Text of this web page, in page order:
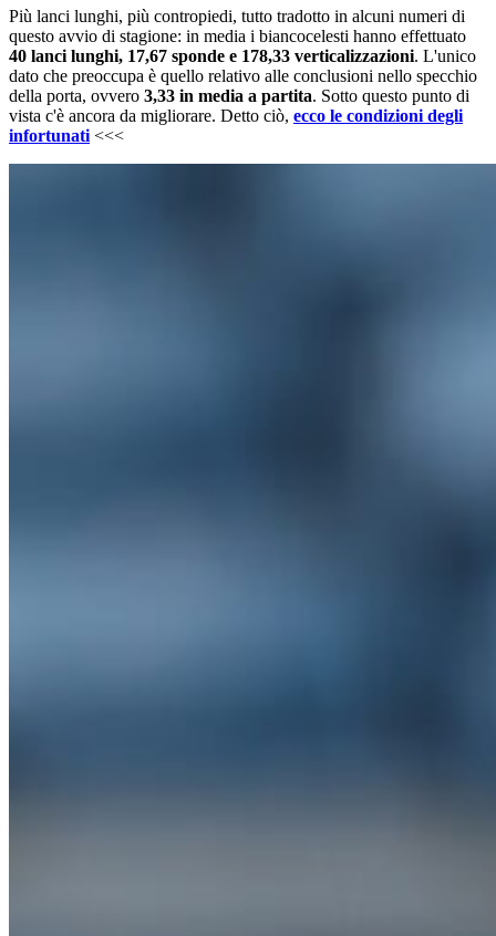
Più lanci lunghi, più contropiedi, tutto tradotto in alcuni numeri di
questo avvio di stagione: in media i biancocelesti hanno effettuato
40 lanci lunghi, 17,67 sponde e 178,33 verticalizzazioni. L'unico
dato che preoccupa è quello relativo alle conclusioni nello specchio
della porta, ovvero 3,33 in media a partita. Sotto questo punto di
vista c'è ancora da migliorare. Detto ciò, ecco le condizioni degli
infortunati <<<